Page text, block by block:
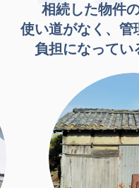
相続した物件
使い道がなく、管
負担になってい